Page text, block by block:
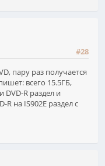
#28
пару раз получается
всего 15.5ГБ,
DVD-R раздел и
на IS902E раздел с